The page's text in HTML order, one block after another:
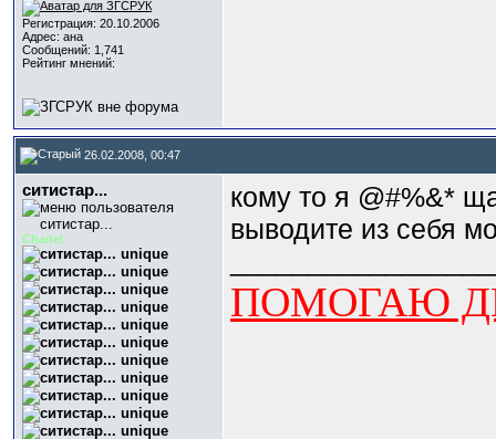
Регистрация: 20.10.2006
Адрес: ана
Сообщений: 1,741
Рейтинг мнений:
26.02.2008, 00:47
ситистар...
Chanel
кому то я @#%&*
выводите из себя
ПОМОГАЮ